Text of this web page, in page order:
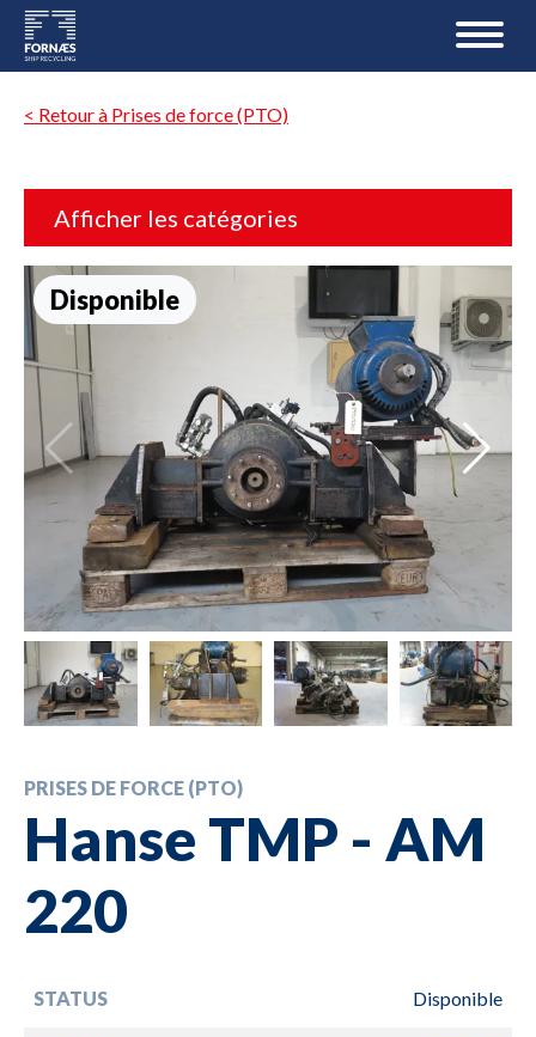
< Retour à Prises de force (PTO)
Afficher les catégories
Disponible
PRISES DE FORCE (PTO)
Hanse TMP - AM
220
STATUS Disponible